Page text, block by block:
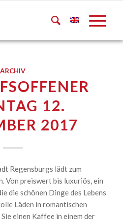
ARCHIV
12.
2017
Regensburgs lädt zum
Von preiswert bis luxuriös, ein
die schönen Dinge des Lebens
Läden in romantischen
einen Kaffee in einem der